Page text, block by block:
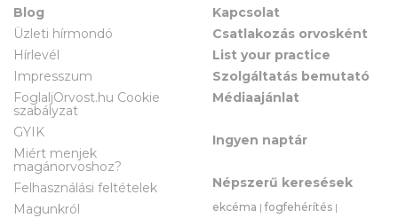
Blog
Üzleti hírmondó
Hírlevél
Impresszum
FoglaljOrvost.hu Cookie
szabályzat
GYIK
Miért menjek
magánorvoshoz?
Felhasználási feltételek
Magunkról
Kapcsolat
Csatlakozás orvosként
List your practice
Szolgáltatás bemutató
Médiaajánlat
Ingyen naptár
Népszerű keresések
ekcéma |fogfehérítés |